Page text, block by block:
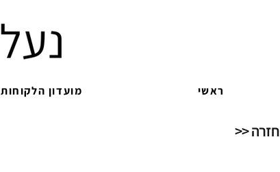
ראשי מועדון הלקוחות
חזרה <<